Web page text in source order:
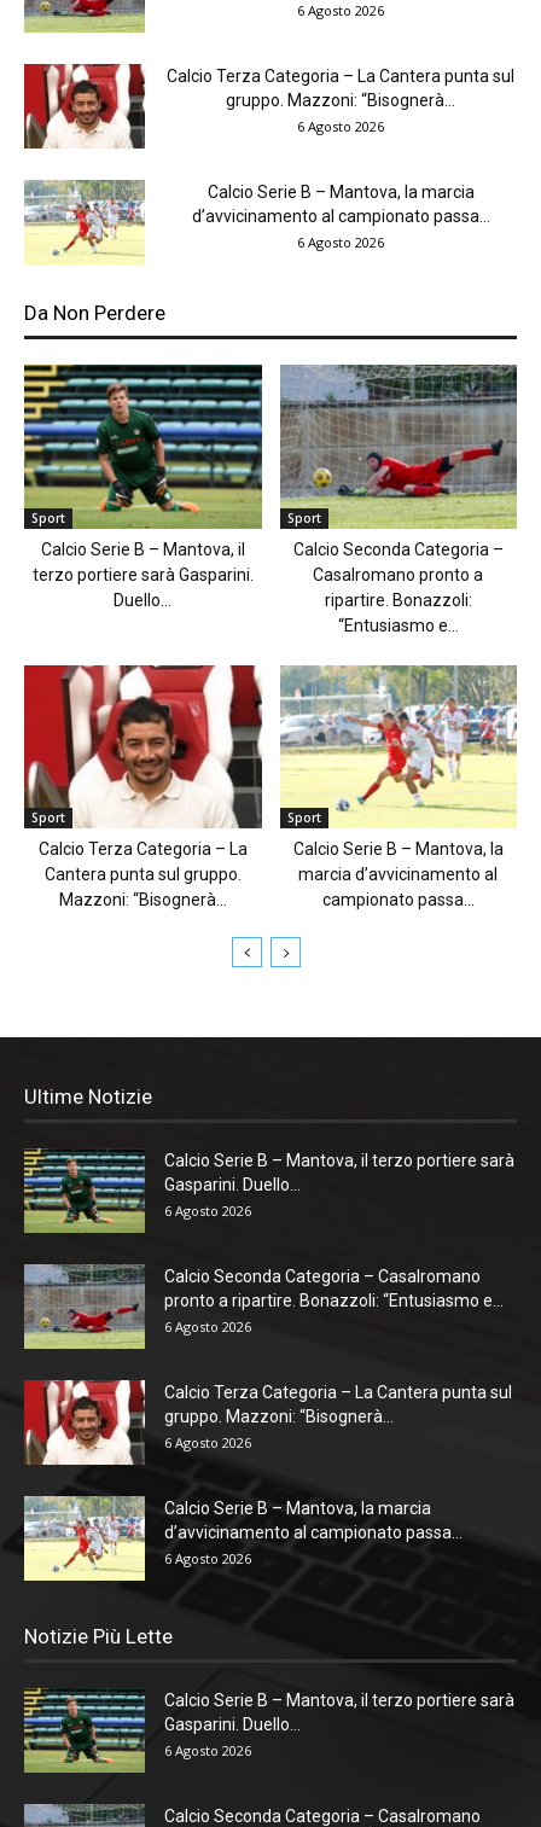
6 Agosto 2026
Calcio Terza Categoria – La Cantera punta sul
gruppo. Mazzoni: “Bisognerà...
6 Agosto 2026
Calcio Serie B – Mantova, la marcia
d’avvicinamento al campionato passa...
6 Agosto 2026
Da Non Perdere
Sport
Calcio Serie B – Mantova, il
terzo portiere sarà Gasparini.
Duello...
Sport
Calcio Seconda Categoria –
Casalromano pronto a
ripartire. Bonazzoli:
“Entusiasmo e...
Sport
Calcio Terza Categoria – La
Cantera punta sul gruppo.
Mazzoni: “Bisognerà...
Sport
Calcio Serie B – Mantova, la
marcia d’avvicinamento al
campionato passa...
Ultime Notizie
Calcio Serie B – Mantova, il terzo portiere sarà
Gasparini. Duello...
6 Agosto 2026
Calcio Seconda Categoria – Casalromano
pronto a ripartire. Bonazzoli: “Entusiasmo e...
6 Agosto 2026
Calcio Terza Categoria – La Cantera punta sul
gruppo. Mazzoni: “Bisognerà...
6 Agosto 2026
Calcio Serie B – Mantova, la marcia
d’avvicinamento al campionato passa...
6 Agosto 2026
Notizie Più Lette
Calcio Serie B – Mantova, il terzo portiere sarà
Gasparini. Duello...
6 Agosto 2026
Calcio Seconda Categoria – Casalromano